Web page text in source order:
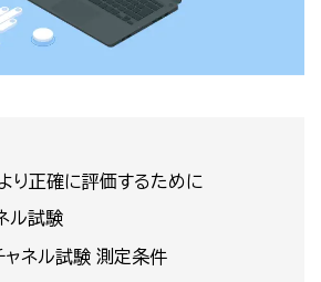
り正確に評価するために
ル試験
ネル試験 測定条件